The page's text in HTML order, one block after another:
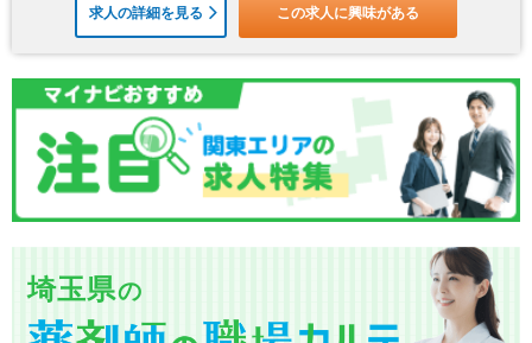
求人の詳細を見る この求人に興味がある
埼玉県の